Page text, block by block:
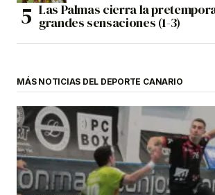
Las Palmas cierra la
grandes sensaciones (1-3)
MÁS NOTICIAS DEL DEPORTE CANARIO